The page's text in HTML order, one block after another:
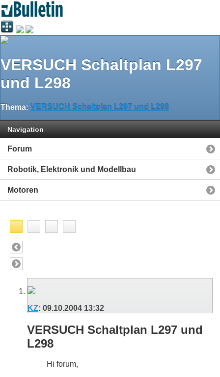
VERSUCH Schaltplan L297
und L298
Thema: VERSUCH Schaltplan L297 und L298
Navigation
Forum
Robotik, Elektronik und Modellbau
Motoren
KZ: 09.10.2004 13:32
VERSUCH Schaltplan L297 und
L298
Hi forum,